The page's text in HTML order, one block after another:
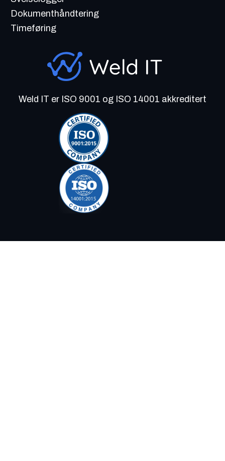
Dokumenthåndtering
Timeføring
Weld IT er ISO 9001 og ISO 14001 akkreditert